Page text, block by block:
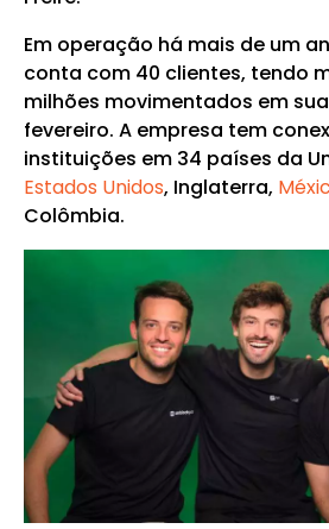
Em operação há mais de um
conta com 40 clientes, tendo
milhões movimentados em
fevereiro. A empresa tem
instituições em 34 países da
Estados Unidos, Inglaterra,
Colômbia.